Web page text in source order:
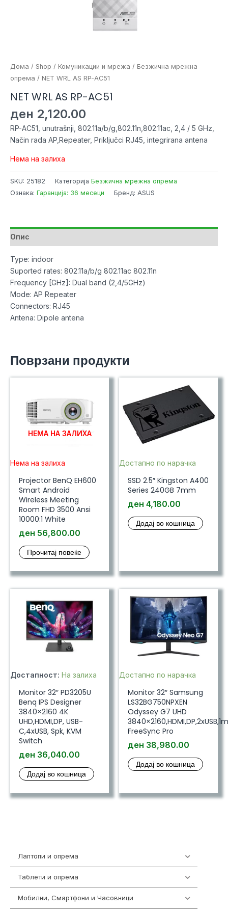
Лаптопи и опрема
Таблети и опрема
Мобилни, Смартфони и Часовници
Дома / Shop / Комуникации и мрежа / Безжична мрежна
опрема / NET WRL AS RP-AC51
NET WRL AS RP-AC51
ден 2,120.00
RP-AC51, unutrašnji, 802.11a/b/g,802.11n,802.11ac, 2,4 / 5 GHz,
Način rada AP,Repeater, Priključci RJ45, integrirana antena
Нема на залиха
SKU: 25182 Категорија Безжична мрежна опрема
Ознака: Гаранција: 36 месеци Бренд: ASUS
Опис
Type: indoor
Suported rates: 802.11a/b/g 802.11ac 802.11n
Frequency [GHz]: Dual band (2,4/5GHz)
Mode: AP Repeater
Connectors: RJ45
Antena: Dipole antena
Поврзани продукти
НЕМА НА ЗАЛИХА
Нема на залиха
Projector BenQ EH600
Smart Android
Wireless Meeting
Room FHD 3500 Ansi
10000:1 White
ден 56,800.00
Прочитај повеќе
Достапно по нарачка
SSD 2.5″ Kingston A400
Series 240GB 7mm
ден 4,180.00
Додај во кошница
Достапност: На залиха
Monitor 32″ PD3205U
Benq IPS Designer
3840×2160 4K
UHD,HDMI,DP, USB-
C,4xUSB, Spk, KVM
Switch
ден 36,040.00
Додај во кошница
Достапно по нарачка
Monitor 32″ Samsung
LS32BG750NPXEN
Odyssey G7 UHD
FreeSync Pro
ден 38,980.00
Додај во кошница